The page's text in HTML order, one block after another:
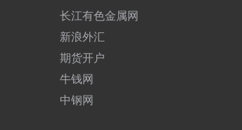
长江有色金属网
新浪外汇
期货开户
牛钱网
中钢网